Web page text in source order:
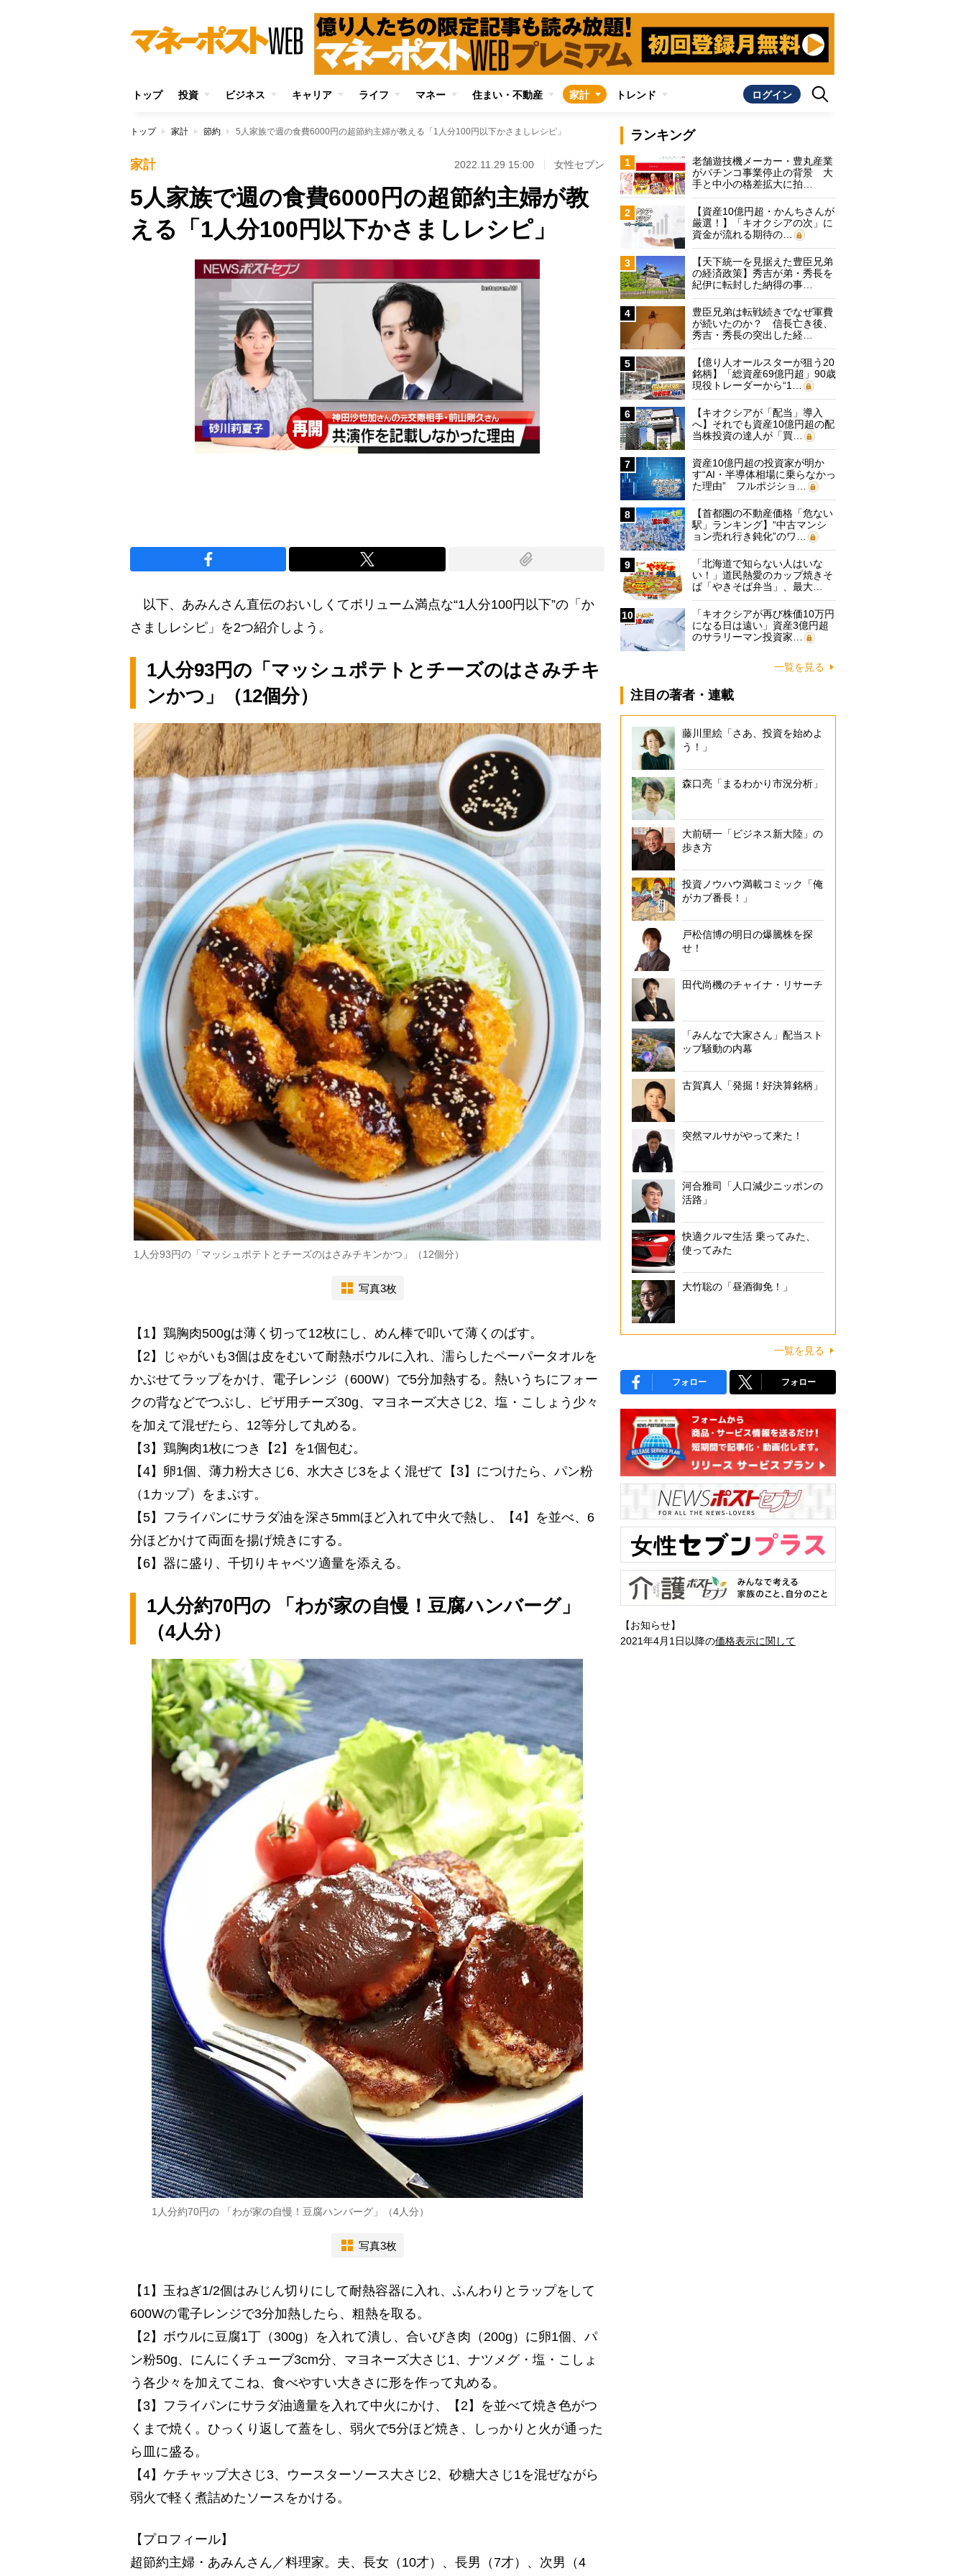
トップ 投資 ビジネス キャリア ライフ マネー 住まい・不動産 家計 トレンド ログイン
トップ 家計 節約 5人家族で週の食費6000円の超節約主婦が教える「1人分100円以下かさましレシピ」
家計 2022.11.29 15:00 女性セブン
5人家族で週の食費6000円の超節約主婦が教
える「1人分100円以下かさましレシピ」
以下、あみんさん直伝のおいしくてボリューム満点な“1人分100円以下”の「か
さましレシピ」を2つ紹介しよう。
1人分93円の「マッシュポテトとチーズのはさみチキ
ンかつ」（12個分）
1人分93円の「マッシュポテトとチーズのはさみチキンかつ」（12個分）
写真3枚
【1】鶏胸肉500gは薄く切って12枚にし、めん棒で叩いて薄くのばす。
【2】じゃがいも3個は皮をむいて耐熱ボウルに入れ、濡らしたペーパータオルを
かぶせてラップをかけ、電子レンジ（600W）で5分加熱する。熱いうちにフォー
クの背などでつぶし、ピザ用チーズ30g、マヨネーズ大さじ2、塩・こしょう少々
を加えて混ぜたら、12等分して丸める。
【3】鶏胸肉1枚につき【2】を1個包む。
【4】卵1個、薄力粉大さじ6、水大さじ3をよく混ぜて【3】につけたら、パン粉
（1カップ）をまぶす。
【5】フライパンにサラダ油を深さ5mmほど入れて中火で熱し、【4】を並べ、6
分ほどかけて両面を揚げ焼きにする。
【6】器に盛り、千切りキャベツ適量を添える。
1人分約70円の 「わが家の自慢！豆腐ハンバーグ」
（4人分）
1人分約70円の 「わが家の自慢！豆腐ハンバーグ」（4人分）
写真3枚
【1】玉ねぎ1/2個はみじん切りにして耐熱容器に入れ、ふんわりとラップをして
600Wの電子レンジで3分加熱したら、粗熱を取る。
【2】ボウルに豆腐1丁（300g）を入れて潰し、合いびき肉（200g）に卵1個、パ
ン粉50g、にんにくチューブ3cm分、マヨネーズ大さじ1、ナツメグ・塩・こしょ
う各少々を加えてこね、食べやすい大きさに形を作って丸める。
【3】フライパンにサラダ油適量を入れて中火にかけ、【2】を並べて焼き色がつ
くまで焼く。ひっくり返して蓋をし、弱火で5分ほど焼き、しっかりと火が通った
ら皿に盛る。
【4】ケチャップ大さじ3、ウースターソース大さじ2、砂糖大さじ1を混ぜながら
弱火で軽く煮詰めたソースをかける。
【プロフィール】
超節約主婦・あみんさん／料理家。夫、長女（10才）、長男（7才）、次男（4
ランキング
1
老舗遊技機メーカー・豊丸産業
がパチンコ事業停止の背景 大
手と中小の格差拡大に拍…
2
【資産10億円超・かんちさんが
厳選！】「キオクシアの次」に
資金が流れる期待の…
3
【天下統一を見据えた豊臣兄弟
の経済政策】秀吉が弟・秀長を
紀伊に転封した納得の事…
4
豊臣兄弟は転戦続きでなぜ軍費
が続いたのか？ 信長亡き後、
秀吉・秀長の突出した経…
5
【億り人オールスターが狙う20
銘柄】「総資産69億円超」90歳
現役トレーダーから“1…
6
【キオクシアが「配当」導入
へ】それでも資産10億円超の配
当株投資の達人が「買…
7
資産10億円超の投資家が明か
す“AI・半導体相場に乗らなかっ
た理由” フルポジショ…
8
【首都圏の不動産価格「危ない
駅」ランキング】“中古マンシ
ョン売れ行き鈍化”のワ…
9
「北海道で知らない人はいな
い！」道民熱愛のカップ焼きそ
ば「やきそば弁当」、最大…
10
「キオクシアが再び株価10万円
になる日は遠い」資産3億円超
のサラリーマン投資家…
一覧を見る
注目の著者・連載
藤川里絵「さあ、投資を始めよ
う！」
森口亮「まるわかり市況分析」
大前研一「ビジネス新大陸」の
歩き方
投資ノウハウ満載コミック「俺
がカブ番長！」
戸松信博の明日の爆騰株を探
せ！
田代尚機のチャイナ・リサーチ
「みんなで大家さん」配当スト
ップ騒動の内幕
古賀真人「発掘！好決算銘柄」
突然マルサがやって来た！
河合雅司「人口減少ニッポンの
活路」
快適クルマ生活 乗ってみた、
使ってみた
大竹聡の「昼酒御免！」
一覧を見る
フォロー フォロー
【お知らせ】
2021年4月1日以降の価格表示に関して